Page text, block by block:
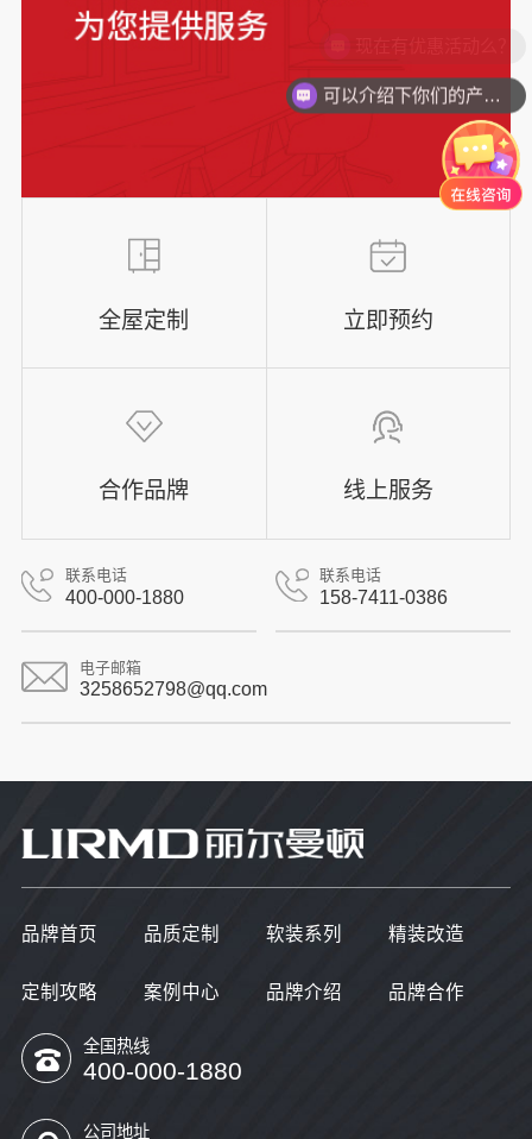
全屋定制 立即预约
合作品牌 线上服务
联系电话
400-000-1880
联系电话
158-7411-0386
电子邮箱
3258652798@qq.com
品牌首页 品质定制 软装系列 精装改造
定制攻略 案例中心 品牌介绍 品牌合作
全国热线
400-000-1880
公司地址
现在有优惠活动么？